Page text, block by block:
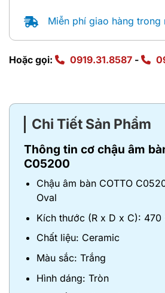
Miễn phí giao hàng trong
Hoặc gọi: 0919.31.8587 -
Chi Tiết Sản Phẩm
Thông tin cơ chậu âm
C05200
Chậu âm bàn COTTO
Oval
Kích thước (R x D x C):
Chất liệu: Ceramic
Màu sắc: Trắng
Hình dáng: Tròn